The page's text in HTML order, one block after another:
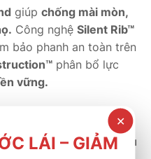
giúp chống mài mòn,
Công nghệ Silent Rib™
bảo phanh an toàn trên
phân bổ lực
vững.
phân phối chính
hành 5 nămvàdịch vụ
✕
LÁI – GIẢM